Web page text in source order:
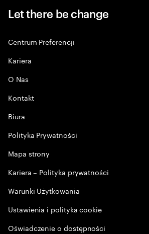
Let there be change
Centrum Preferencji
Kariera
O Nas
Kontakt
Biura
Polityka Prywatności
Mapa strony
Kariera – Polityka prywatności
Warunki Użytkowania
Ustawienia i polityka cookie
Oświadczenie o dostępności